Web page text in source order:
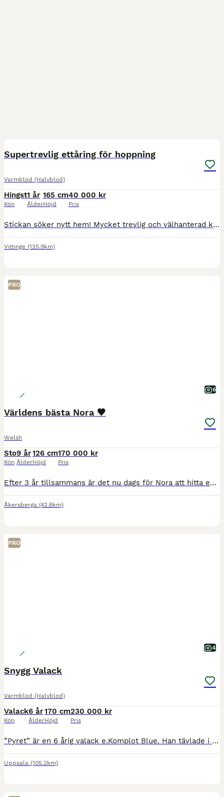
Supertrevlig ettåring för hoppning
Varmblod (Halvblod)
Hingst
Kön
1 år
Ålder
165 cm
Höjd
40 000 kr
Pris
Stickan söker nytt hem! Mycket trevlig och välhanterad kille! Samma pappa som M Baryards Isolde. Har för snart ett år sedan fått ett rejält balltramp som fick opereras. Idag behöver du veta vart fö
Vittinge (125.9km)
PRO
6
Världens bästa Nora 🖤
Welsh
Sto
Kön
9 år
Ålder
126 cm
Höjd
170 000 kr
Pris
Efter 3 år tillsammans är det nu dags för Nora att hitta en ny liten ryttare. Vinner du hennes förtroende och tillit, har du en bästa kompis förevigt ♾️🫶🏻 B-ponny, född 2017, ingen skade eller sju
Åkersberga (42.8km)
PRO
4
Snygg Valack
Varmblod (Halvblod)
Valack
Kön
6 år
Ålder
170 cm
Höjd
230 000 kr
Pris
”Pyret” är en 6 årig valack e.Komplot Blue. Han tävlade i Falsterbo som 4 åring och tävlade några 1 m under sitt år som 4 åring. Efter de har han ej tävlat när nuvarande ägare haft honom, tränats och
Uppsala (105.2km)